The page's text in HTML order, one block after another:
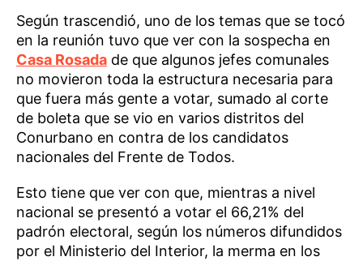
Según trascendió, uno de los temas que se tocó
en la reunión tuvo que ver con la sospecha en
Casa Rosada de que algunos jefes comunales
no movieron toda la estructura necesaria para
que fuera más gente a votar, sumado al corte
de boleta que se vio en varios distritos del
Conurbano en contra de los candidatos
nacionales del Frente de Todos.
Esto tiene que ver con que, mientras a nivel
nacional se presentó a votar el 66,21% del
padrón electoral, según los números difundidos
por el Ministerio del Interior, la merma en los